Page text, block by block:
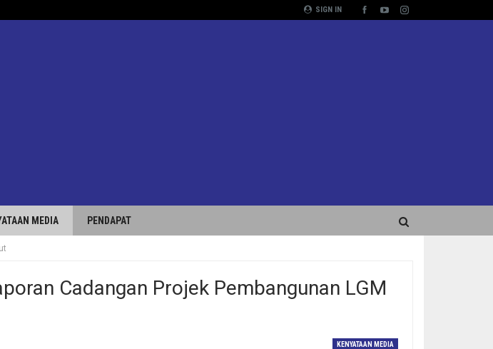
SIGN IN
MEDIA PENDAPAT
Cadangan Projek Pembangunan LGM
KENYATAAN MEDIA